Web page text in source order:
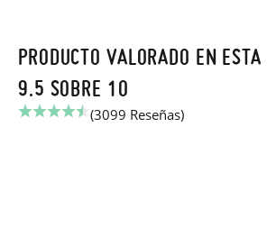
PRODUCTO VALORADO EN
9.5 SOBRE 10
(3099 Reseñas)